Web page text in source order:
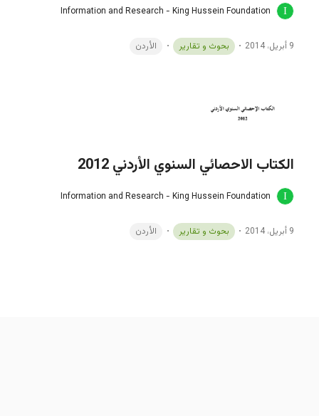
Information and Research - King Hussein Foundation
9 أبريل، 2014 بحوث و تقارير الأردن
الكتاب الاحصائي السنوي الأردني 2012
Information and Research - King Hussein Foundation
9 أبريل، 2014 بحوث و تقارير الأردن